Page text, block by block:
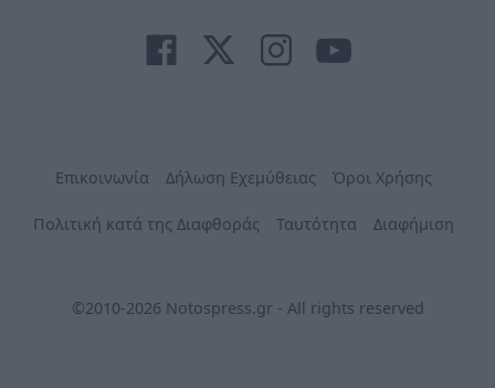
Επικοινωνία Δήλωση Εχεμύθειας Όροι Χρήσης
Πολιτική κατά της Διαφθοράς Ταυτότητα Διαφήμιση
©2010-2026 Notospress.gr - All rights reserved